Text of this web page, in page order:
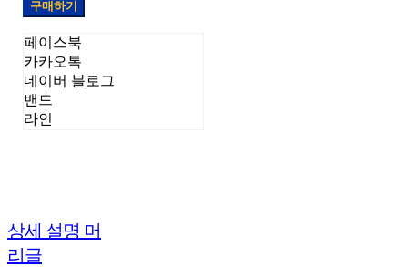
구매하기
페이스북
카카오톡
네이버 블로그
밴드
라인
상세 설명 머
리글